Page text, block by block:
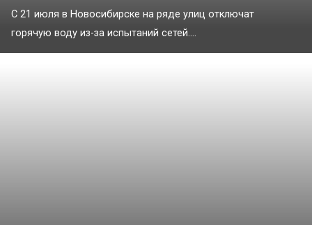
С 21 июля в Новосибирске на ряде улиц отключат
горячую воду из-за испытаний сетей....